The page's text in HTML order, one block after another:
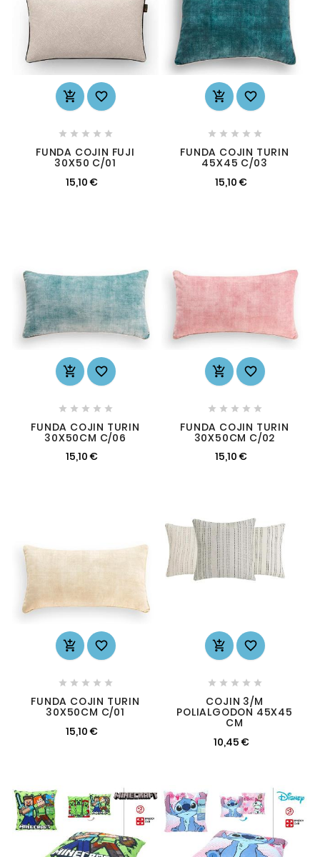
 
    
FUNDA COJIN FUJI
30X50 C/01
15,10 €
 
    
FUNDA COJIN TURIN
45X45 C/03
15,10 €
 
    
FUNDA COJIN TURIN
30X50CM C/06
15,10 €
 
    
FUNDA COJIN TURIN
30X50CM C/02
15,10 €
 
    
FUNDA COJIN TURIN
30X50CM C/01
15,10 €
 
    
COJIN 3/M
POLIALGODON 45X45
CM
10,45 €